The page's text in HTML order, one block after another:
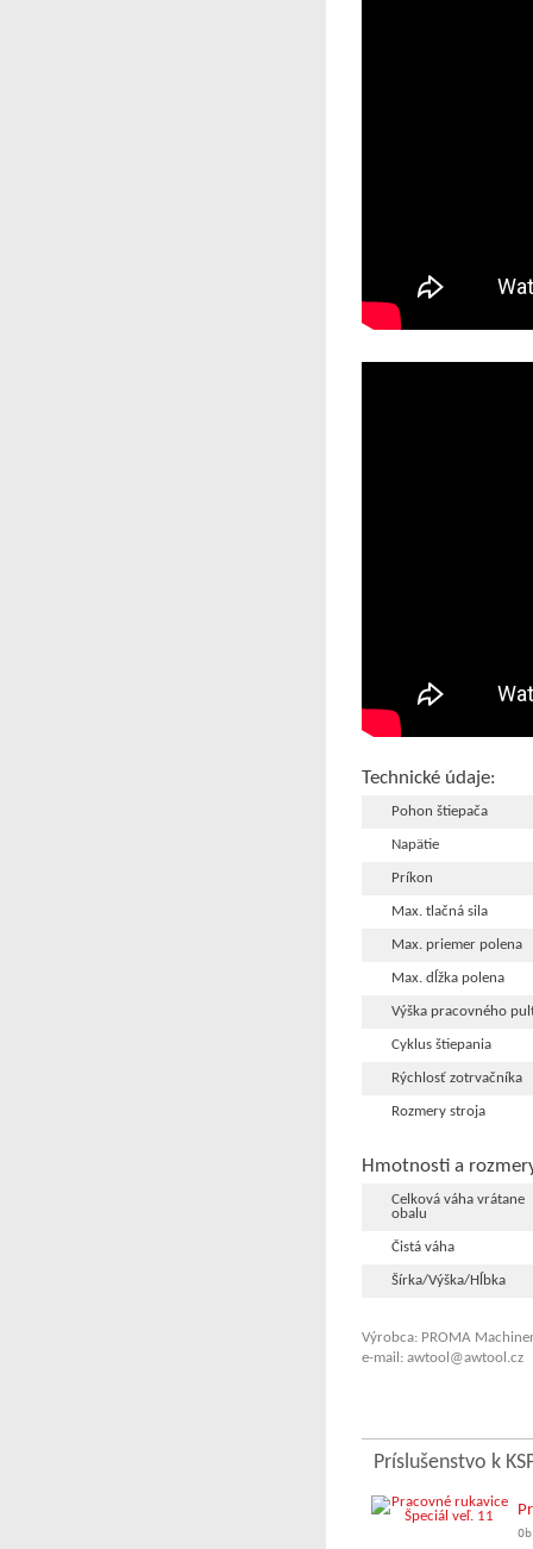
Technické údaje:
Pohon štiepača
Napätie
Príkon
Max. tlačná sila
Max. priemer polena
Max. dĺžka polena
Výška pracovného
Cyklus štiepania
Rýchlosť zotrvačníka
Rozmery stroja
Hmotnosti a
Celková váha vrátane
obalu
Čistá váha
Šírka/Výška/Hĺbka
Výrobca: PROMA
e-mail: awtool@awtool.cz
Príslušenstvo k